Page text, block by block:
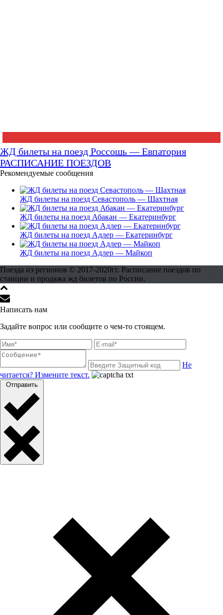
ЖД билеты на поезд Россошь — Евпатория
РАСПИСАНИЕ ПОЕЗДОВ
Рекомендуемые сообщения
ЖД билеты на поезд Севастополь — Шахтная
ЖД билеты на поезд Абакан — Екатеринбург
ЖД билеты на поезд Адлер — Екатеринбург
ЖД билеты на поезд Адлер — Майкоп
Поезда из регионов © 2017-2020гг. Расписание поездов по
станции и продажа жд билетов по России.
Написать нам
Задайте вопрос или сообщите о чем-то стоящем.
Не
читается? Измените текст.
Отправить